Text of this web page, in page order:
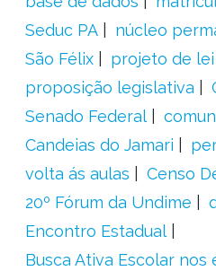
Seduc PA
núcleo
São Félix
projeto de lei
proposição legislativa
Senado Federal
Candeias do Jamari
volta ás aulas
Censo
20º Fórum da Undime
Encontro Estadual
Busca Ativa Escolar nos